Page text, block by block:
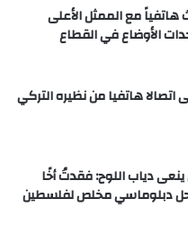
هاتفياً مع الممثل الأعلى
الأوضاع في القطاع
اتصالا هاتفيا من نظيره التركي
دياب اللوح: فقدتُ أخًا
دبلوماسي مخلص لفلسطين